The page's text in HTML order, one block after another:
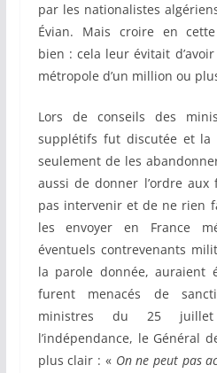
par les nationalistes
Évian. Mais croire en
bien : cela leur évitait
métropole d’un million ou
Lors de conseils des
supplétifs fut discutée et
seulement de les
aussi de donner l’ordre aux
pas intervenir et de ne rien
les envoyer en France
éventuels contrevenants
la parole donnée, auraient
furent menacés de
ministres du 25
l’indépendance, le Général
plus clair : « On ne peut pas